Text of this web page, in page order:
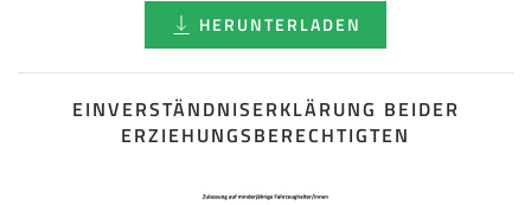
HERUNTERLADEN
EINVERSTÄNDNISERKLÄRUNG BEIDER
ERZIEHUNGSBERECHTIGTEN